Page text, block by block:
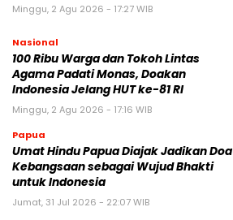
Minggu, 2 Agu 2026 - 17:27 WIB
Nasional
100 Ribu Warga dan Tokoh Lintas
Agama Padati Monas, Doakan
Indonesia Jelang HUT ke-81 RI
Minggu, 2 Agu 2026 - 17:16 WIB
Papua
Umat Hindu Papua Diajak Jadikan Doa
Kebangsaan sebagai Wujud Bhakti
untuk Indonesia
Jumat, 31 Jul 2026 - 22:07 WIB